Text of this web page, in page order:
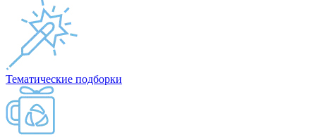
Тематические подборки